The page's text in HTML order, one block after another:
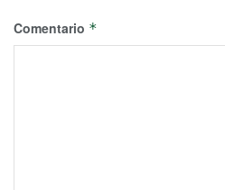
Comentario *